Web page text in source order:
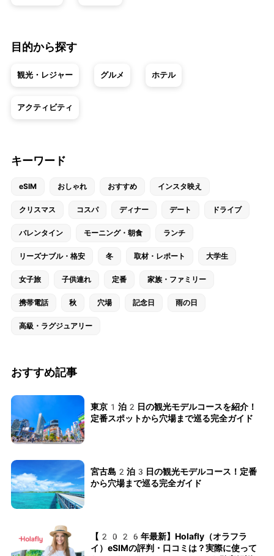
目的から探す
観光・レジャー グルメ ホテル
アクティビティ
キーワード
eSIM おしゃれ おすすめ インスタ映え
クリスマス コスパ ディナー デート ドライブ
バレンタイン モーニング・朝食 ランチ
リーズナブル・格安 冬 取材・レポート 大学生
女子旅 子供連れ 定番 家族・ファミリー
携帯電話 秋 穴場 記念日 雨の日
高級・ラグジュアリー
おすすめ記事
東京1泊2日の観光モデルコースを紹介！
定番スポットから穴場まで巡る完全ガイド
宮古島2泊3日の観光モデルコース！定番
から穴場まで巡る完全ガイド
【2026年最新】Holafly（オラフラ
イ）eSIMの評判・口コミは？実際に使って